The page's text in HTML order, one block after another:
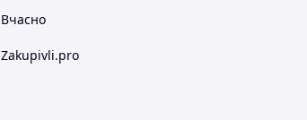
Вчасно
Zakupivli.pro